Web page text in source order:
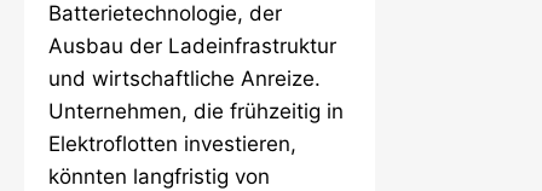
Batterietechnologie, der
Ausbau der Ladeinfrastruktur
und wirtschaftliche Anreize.
Unternehmen, die frühzeitig in
Elektroflotten investieren,
könnten langfristig von